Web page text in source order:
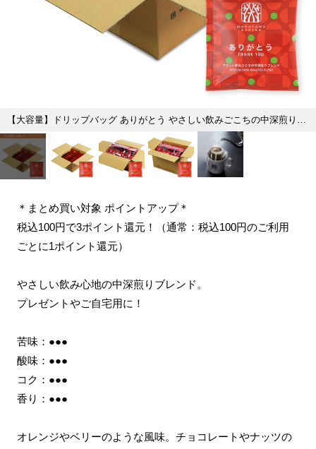
【大容量】ドリップバッグ ありがとう やさしい飲みごこちの中深煎りブレンド
＊まとめ買い対象 ポイントアップ＊
税込100円で3ポイント還元！（通常：税込100円のご利用
ごとに1ポイント還元）
やさしい飲み心地の中深煎りブレンド。
プレゼントやご自宅用に！
苦味：●●●
酸味：●●●
コク：●●●
香り：●●●
オレンジやベリーのような風味。チョコレートやナッツの